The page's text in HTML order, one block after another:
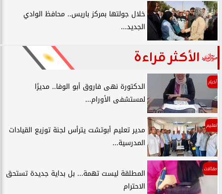
خلال جولتها بمركز باريس.. محافظ الوادي
الجديد...
الأكثر قراءة
أخبار
الدكتورة نهى فاروق أبو الوفا.. مديرًا
لمستشفى الأورام...
تعليم
مدير تعليم أبوتشت يترأس لجنة توزيع القيادات
المدرسية...
مقالات
المطلقة ليست تهمة... بل بداية جديدة تستحق
الاحترام